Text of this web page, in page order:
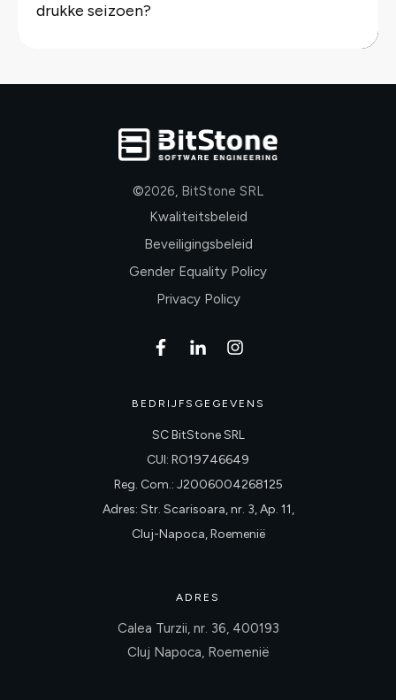
drukke seizoen?
©2026, BitStone SRL
Kwaliteitsbeleid
Beveiligingsbeleid
Gender Equality Policy
Privacy Policy
BEDRIJFSGEGEVENS
SC BitStone SRL
CUI: RO19746649
Reg. Com.: J2006004268125
Adres: Str. Scarisoara, nr. 3, Ap. 11,
Cluj-Napoca, Roemenië
ADRES
Calea Turzii, nr. 36, 400193
Cluj Napoca, Roemenië